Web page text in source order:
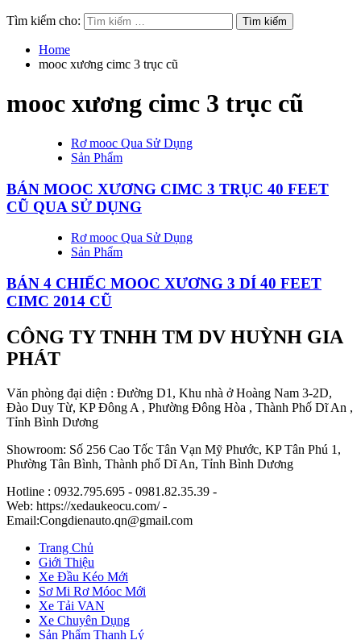
Tìm kiếm cho:
Home
mooc xương cimc 3 trục cũ
mooc xương cimc 3 trục cũ
Rơ mooc Qua Sử Dụng
Sản Phẩm
BÁN MOOC XƯƠNG CIMC 3 TRỤC 40 FEET
CŨ QUA SỬ DỤNG
Rơ mooc Qua Sử Dụng
Sản Phẩm
BÁN 4 CHIẾC MOOC XƯƠNG 3 DÍ 40 FEET
CIMC 2014 CŨ
CÔNG TY TNHH TM DV HUỲNH GIA
PHÁT
Văn phòng đại diện : Đường D1, Khu nhà ở Hoàng Nam 3-2D,
Đào Duy Từ, KP Đông A , Phường Đông Hòa , Thành Phố Dĩ An ,
Tỉnh Bình Dương
Showroom: Số 256 Cao Tốc Tân Vạn Mỹ Phước, KP Tân Phú 1,
Phường Tân Bình, Thành phố Dĩ An, Tỉnh Bình Dương
Hotline : 0932.795.695 - 0981.82.35.39 -
Web: https://xedaukeocu.com/ -
Email:Congdienauto.qn@gmail.com
Trang Chủ
Giới Thiệu
Xe Đầu Kéo Mới
Sơ Mi Rơ Móoc Mới
Xe Tải VAN
Xe Chuyên Dụng
Sản Phẩm Thanh Lý